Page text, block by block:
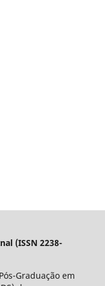
(ISSN 2238-
Graduação em